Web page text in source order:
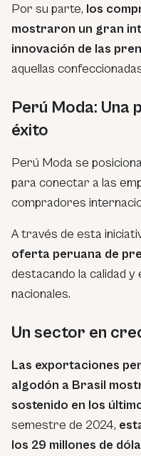
Por su parte, los
mostraron un gran
innovación de las
aquellas
Perú Moda:
éxito
Perú Moda se
para conectar a las
compradores
A través de esta
oferta peruana de
destacando la calidad
nacionales.
Un sector en
Las exportaciones
algodón a Brasil
sostenido en los
semestre de 2024,
los 29 millones de